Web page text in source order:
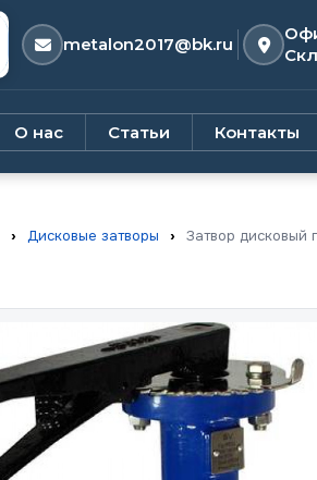
metalon2017@bk.ru
О нас Статьи Контакты
› Дисковые затворы › Затвор дисковый